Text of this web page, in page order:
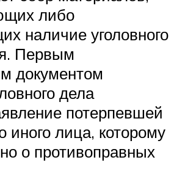
либо
наличие уголовного
Первым
документом
дела
потерпевшей
иного лица, которому
о противоправных